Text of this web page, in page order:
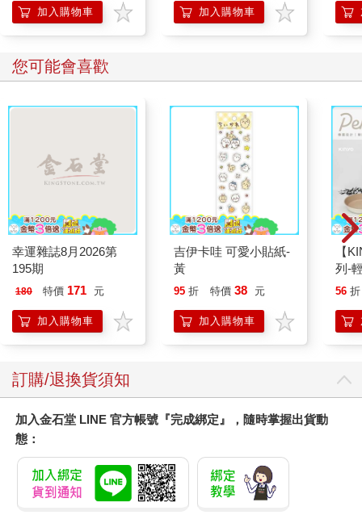
年第一次來到日本時，幾乎到處都有人在吸煙，你得洗三次澡才
能去掉頭髮上的煙味。如今，法規變得更嚴格，幾乎沒有地方允
主要是出於對那些老顧客的尊重，畢竟這些常客一生中大部分時
間，幾乎每天早上都要來這抽根菸。
過，彷彿咖啡是自己沖好的。我喝了一口，皺著眉咳了一下，它
出乎意料的甜，讓我想起在安納布爾納峰（Annapurna）大本營
（我早先獨自去冒險的地方之一）喝到的咖啡：即溶，加了大量
的糖。當時因為高山症反應，我的頭像被老虎鉗緊箍著般疼痛，
好不容易才抵達大本營。營地上方有一個危險的大岩塊，突出於
冰川堆積物的邊緣，我無法入睡，在夜裡獨自往上攀登。甜咖啡
裝在一個小保溫瓶裡，塞進外套口袋，我在一片廣袤的凍原邊緣
（Hiunchuli）、辛格楚里峰（Singuchuli）、剛嘎普爾那峰
（Gangapurna），當然，還有八千公尺高的安納普爾納神山本
身。時間分分秒秒過去，我迎來自己二十八歲的生日。在這樣的
一個地方，彷彿置身月球，我和所有人一樣，感覺自己既渺小又
迷失。
當時我並不知道，自己即將結束最艱難的十年，所有事情將會變
費盡全力才能阻止自己從這邊緣一躍而下。
清了清嗓子，我說，「這地方很久了，是吧？」老闆娘笑著說，
「『你好』這間店？這裡我已經經營三十五年了，還是三十六
年？差不多三十五年左右。」
可以，很久以前就該關了。」
在半島上，時間以不一樣的方式流動，那很難解釋，彷彿時間恣
意的在四十年前的某個瞬間停頓，而如今所剩的一切，都仍在當
加入購物車 加入購物車
您可能會喜歡
幸運雜誌8月2026第
195期
180 特價 171 元
加入購物車
吉伊卡哇 可愛小貼紙-
黃
95 折 特價 38 元
加入購物車
【
列-
平
56 折
訂購/退換貨須知
加入金石堂 LINE 官方帳號『完成綁定』，隨時掌握出貨動
態：